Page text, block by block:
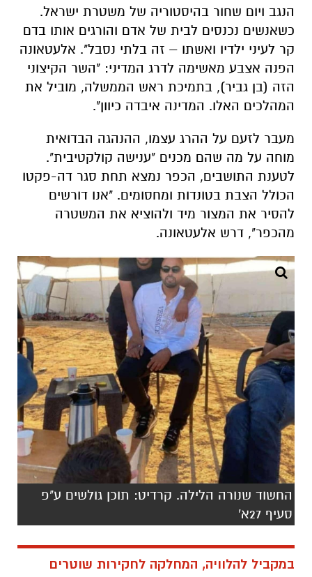
הנגב ויום שחור בהיסטוריה של משטרת ישראל.
כשאנשים נכנסים לבית של אדם והורגים אותו בדם
קר לעיני ילדיו ואשתו – זה בלתי נסבל". אלעטאונה
הפנה אצבע מאשימה לדרג המדיני: "השר הקיצוני
הזה (בן גביר), בתמיכת ראש הממשלה, מוביל את
המהלכים האלו. המדינה איבדה כיוון".
מעבר לזעם על ההרג עצמו, ההנהגה הבדואית
מוחה על מה שהם מכנים "ענישה קולקטיבית".
לטענת התושבים, הכפר נמצא תחת סגר דה-פקטו
הכולל הצבת בטונדות ומחסומים. "אנו דורשים
להסיר את המצור מיד ולהוציא את המשטרה
מהכפר", דרש אלעטאונה.
החשוד שנורה הלילה. קרדיט: תוכן גולשים ע"פ
סעיף 27א'
במקביל להלוויה, המחלקה לחקירות שוטרים